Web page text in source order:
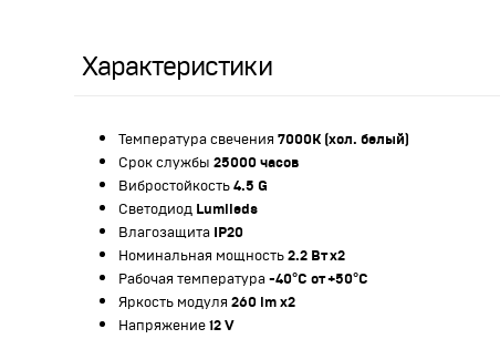
Характеристики
Температура свечения 7000К (хол. белый)
Срок службы 25000 часов
Вибростойкость4.5 G
Светодиод Lumileds
Влагозащита IP20
Номинальная мощность2.2 Вт х2
Рабочая температура-40°C от +50°C
Яркость модуля 260 lm х2
Напряжение12 V